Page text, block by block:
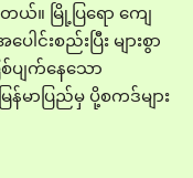
တယ်။ မြို့ပြရော ကျေ
းစည်းပြီး များစွာ
ပျက်နေသော
န်မာပြည်မှ ပို့စကဒ်များ